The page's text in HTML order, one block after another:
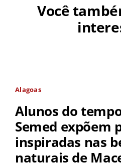
Você
Alagoas
Alunos do
Semed expõem
inspiradas nas
naturais de